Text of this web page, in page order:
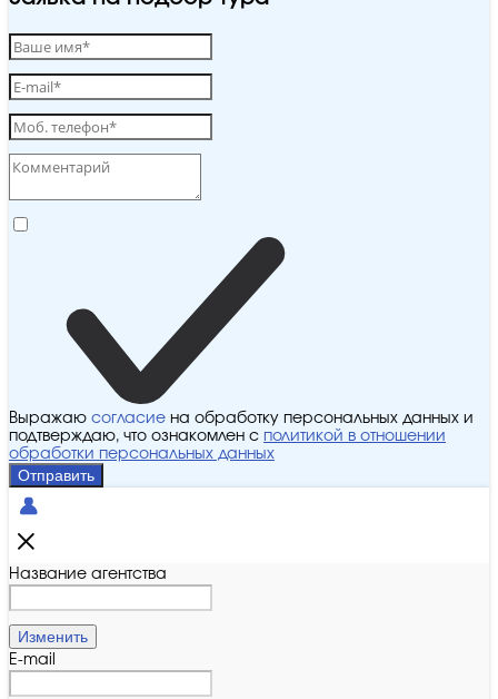
Выражаю согласие на обработку персональных данных и
подтверждаю, что ознакомлен с политикой в отношении
обработки персональных данных
Отправить
Название агентства
Изменить
E-mail